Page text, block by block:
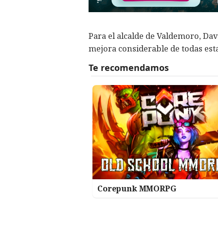
Para el alcalde de Valdemoro,
mejora considerable de todas
Corepunk MMORPG